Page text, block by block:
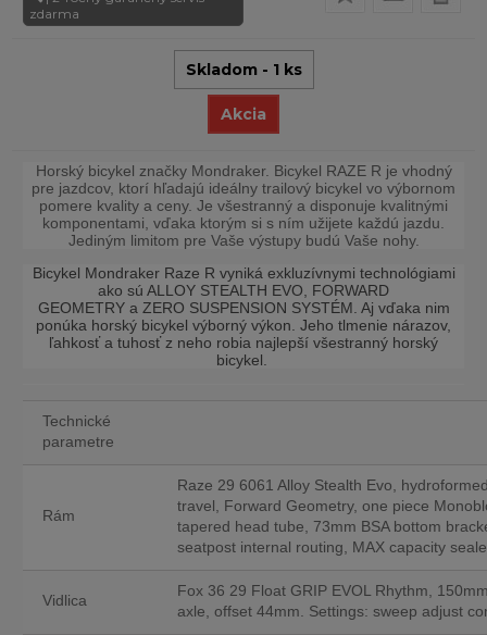
zdarma
Skladom - 1 ks
Akcia
Horský bicykel značky Mondraker. Bicykel RAZE R je vhodný
pre jazdcov, ktorí hľadajú ideálny trailový bicykel vo výbornom
pomere kvality a ceny. Je všestranný a disponuje kvalitnými
komponentami, vďaka ktorým si s ním užijete každú jazdu.
Jediným limitom pre Vaše výstupy budú Vaše nohy.
Bicykel Mondraker Raze R vyniká exkluzívnymi technológiami
ako sú ALLOY STEALTH EVO, FORWARD
GEOMETRY a ZERO SUSPENSION SYSTÉM. Aj vďaka nim
ponúka horský bicykel výborný výkon. Jeho tlmenie nárazov,
ľahkosť a tuhosť z neho robia najlepší všestranný horský
bicykel.
Technické
parametre
Rám
Raze 29 6061 Alloy Stealth Evo,
travel, Forward Geometry, one piece
tapered head tube, 73mm BSA bottom
seatpost internal routing, MAX capacity
Vidlica
Fox 36 29 Float GRIP EVOL Rhythm,
axle, offset 44mm. Settings: sweep adjust